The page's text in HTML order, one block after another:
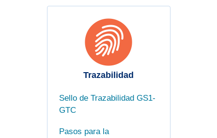
Trazabilidad
Sello de Trazabilidad GS1-
GTC
Pasos para la